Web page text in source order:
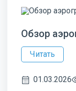
Обзор
Читать
01.03.2026